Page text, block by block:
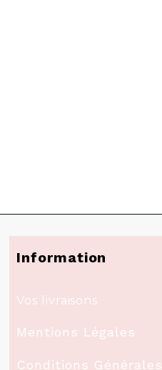
Information
Vos livraisons
Mentions Légales
Conditions Générales